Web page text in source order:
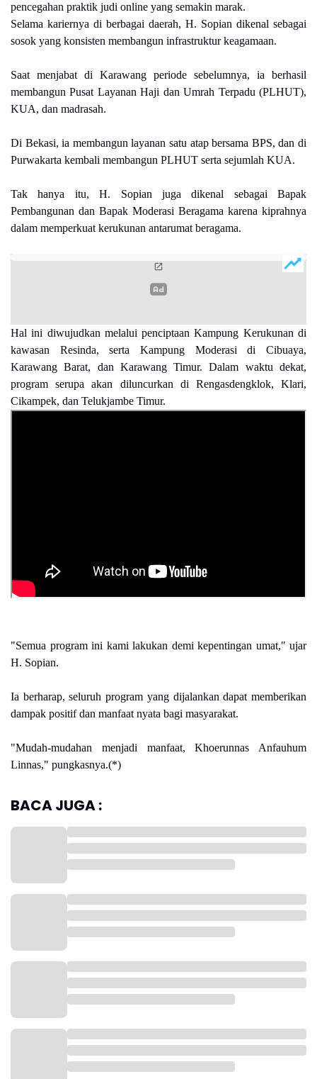
pencegahan praktik judi online yang semakin marak.
Selama kariernya di berbagai daerah, H. Sopian dikenal sebagai
sosok yang konsisten membangun infrastruktur keagamaan.
Saat menjabat di Karawang periode sebelumnya, ia berhasil
membangun Pusat Layanan Haji dan Umrah Terpadu (PLHUT),
KUA, dan madrasah.
Di Bekasi, ia membangun layanan satu atap bersama BPS, dan di
Purwakarta kembali membangun PLHUT serta sejumlah KUA.
Tak hanya itu, H. Sopian juga dikenal sebagai Bapak
Pembangunan dan Bapak Moderasi Beragama karena kiprahnya
dalam memperkuat kerukunan antarumat beragama.
Hal ini diwujudkan melalui penciptaan Kampung Kerukunan di
kawasan Resinda, serta Kampung Moderasi di Cibuaya,
Karawang Barat, dan Karawang Timur. Dalam waktu dekat,
program serupa akan diluncurkan di Rengasdengklok, Klari,
Cikampek, dan Telukjambe Timur.
"Semua program ini kami lakukan demi kepentingan umat," ujar
H. Sopian.
Ia berharap, seluruh program yang dijalankan dapat memberikan
dampak positif dan manfaat nyata bagi masyarakat.
"Mudah-mudahan menjadi manfaat, Khoerunnas Anfauhum
Linnas," pungkasnya.(*)
BACA JUGA :